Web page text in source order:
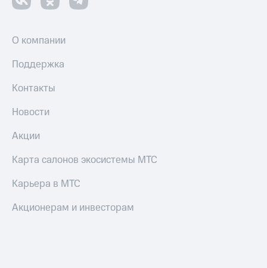
О компании
Поддержка
Контакты
Новости
Акции
Карта салонов экосистемы МТС
Карьера в МТС
Акционерам и инвесторам